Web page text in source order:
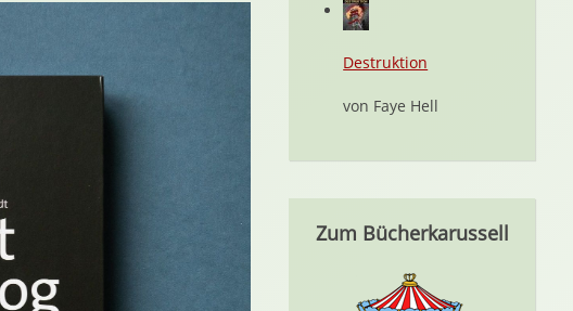
Destruktion
von Faye Hell
Zum Bücherkarussell